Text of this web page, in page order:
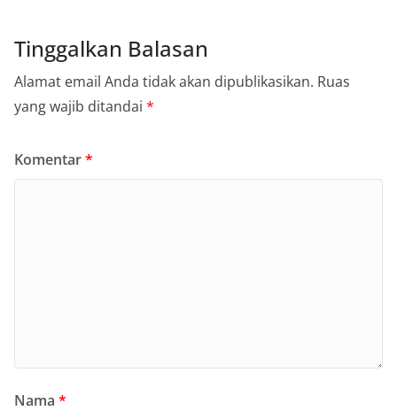
Tinggalkan Balasan
Alamat email Anda tidak akan dipublikasikan. Ruas
yang wajib ditandai *
Komentar*
Nama *